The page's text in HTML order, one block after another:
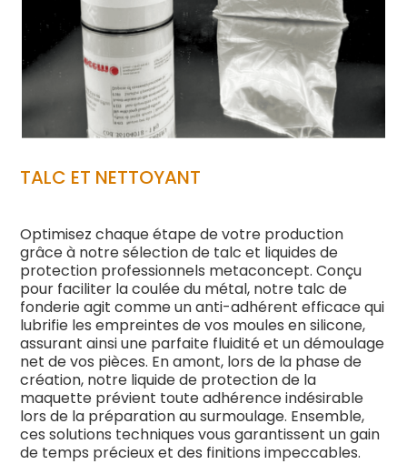
TALC ET NETTOYANT
Optimisez chaque étape de votre production
grâce à notre sélection de talc et liquides de
protection professionnels metaconcept. Conçu
pour faciliter la coulée du métal, notre talc de
fonderie agit comme un anti-adhérent efficace qui
lubrifie les empreintes de vos moules en silicone,
assurant ainsi une parfaite fluidité et un démoulage
net de vos pièces. En amont, lors de la phase de
création, notre liquide de protection de la
maquette prévient toute adhérence indésirable
lors de la préparation au surmoulage. Ensemble,
ces solutions techniques vous garantissent un gain
de temps précieux et des finitions impeccables.